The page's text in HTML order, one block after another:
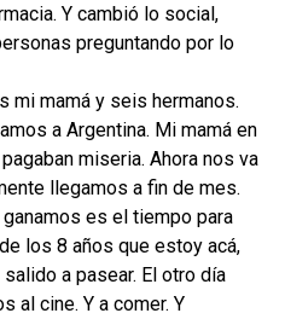
Y cambió lo social,
preguntando por lo
mi mamá y seis hermanos.
a Argentina. Mi mamá en
miseria. Ahora nos va
llegamos a fin de mes.
es el tiempo para
los 8 años que estoy acá,
a pasear. El otro día
al cine. Y a comer. Y